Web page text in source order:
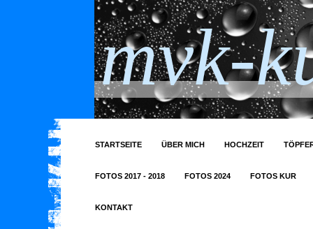
mvk-
STARTSEITE ÜBER MICH HOCHZEIT
FOTOS 2017 - 2018 FOTOS 2024 FOTOS KUR
KONTAKT